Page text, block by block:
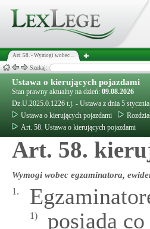
Art. 58. - Wymogi wobec ...
Szukaj:
Ustawa o kierujących pojazdami
Stan prawny aktualny na dzień: 09.08.2026
Dz.U.2025.0.1226 t.j. - Ustawa z dnia 5
Ustawa o kierujących pojazdami
Art. 58. Ustawa o kierujących pojazdami
Art. 58.
Wymogi wobec egzaminatora,
1.
1)
posiada